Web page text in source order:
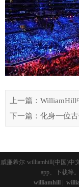
上一篇：
下一篇：化身一位
威廉希尔·williamhill(中国)
app、下载等
williamhill